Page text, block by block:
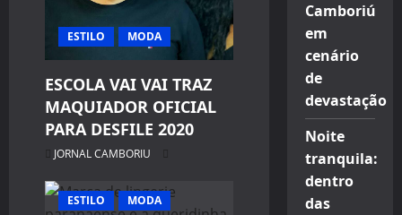
ESTILO MODA
ESCOLA VAI VAI TRAZ
MAQUIADOR OFICIAL
PARA DESFILE 2020
JORNAL CAMBORIU
ESTILO
MODA
Camboriú
em
cenário
de
devastação
Noite
tranquila:
dentro
das